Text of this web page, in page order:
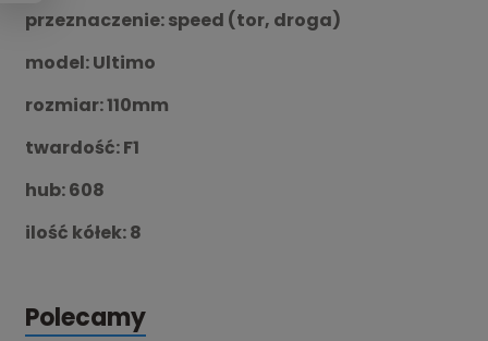
przeznaczenie: speed (tor, droga)
model: Ultimo
rozmiar: 110mm
twardość: F1
hub: 608
ilość kółek: 8
Polecamy